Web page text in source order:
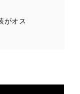
がオス